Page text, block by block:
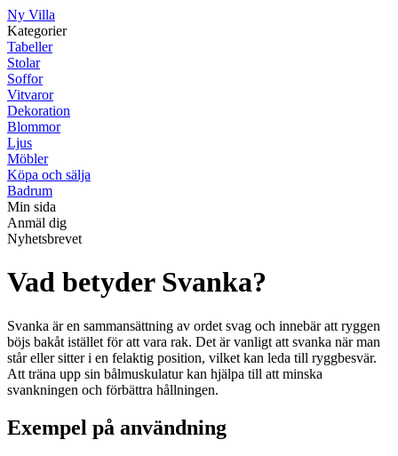
Ny Villa
Kategorier
Tabeller
Stolar
Soffor
Vitvaror
Dekoration
Blommor
Ljus
Möbler
Köpa och sälja
Badrum
Min sida
Anmäl dig
Nyhetsbrevet
Vad betyder Svanka?
Svanka är en sammansättning av ordet svag och innebär att ryggen
böjs bakåt istället för att vara rak. Det är vanligt att svanka när man
står eller sitter i en felaktig position, vilket kan leda till ryggbesvär.
Att träna upp sin bålmuskulatur kan hjälpa till att minska
svankningen och förbättra hållningen.
Exempel på användning